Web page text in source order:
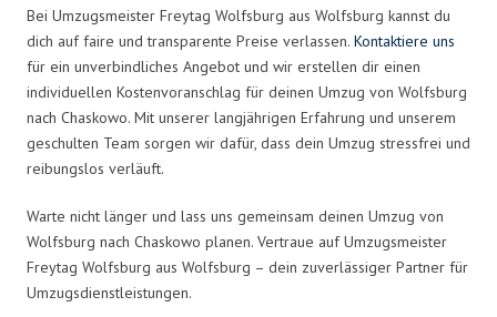
Bei Umzugsmeister Freytag Wolfsburg aus Wolfsburg kannst du
dich auf faire und transparente Preise verlassen. Kontaktiere uns
für ein unverbindliches Angebot und wir erstellen dir einen
individuellen Kostenvoranschlag für deinen Umzug von Wolfsburg
nach Chaskowo. Mit unserer langjährigen Erfahrung und unserem
geschulten Team sorgen wir dafür, dass dein Umzug stressfrei und
reibungslos verläuft.
Warte nicht länger und lass uns gemeinsam deinen Umzug von
Wolfsburg nach Chaskowo planen. Vertraue auf Umzugsmeister
Freytag Wolfsburg aus Wolfsburg – dein zuverlässiger Partner für
Umzugsdienstleistungen.